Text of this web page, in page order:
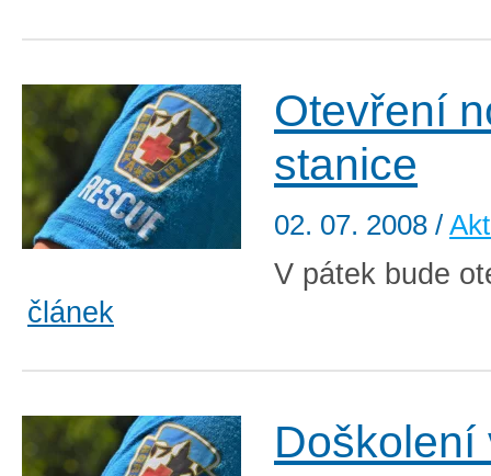
Otevření
stanice
02. 07. 2008 /
V pátek bude
článek
Doškolení